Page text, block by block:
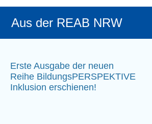
Aus der REAB NRW
Erste Ausgabe der neuen
Reihe BildungsPERSPEKTIVE
Inklusion erschienen!